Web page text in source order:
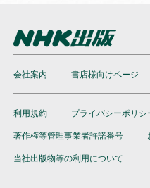
会社案内 書店様向けページ
利用規約 プライバシーポリシ
著作権等管理事業者許諾番号
当社出版物等の利用について